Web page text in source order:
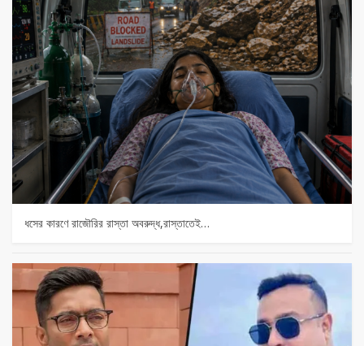
ধসের কারণে রাজৌরির রাস্তা অবরুদ্ধ,রাস্তাতেই…